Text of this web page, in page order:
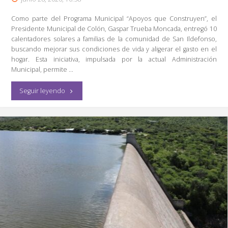
Como parte del Programa Municipal “Apoyos que Construyen”, el
Presidente Municipal de Colón, Gaspar Trueba Moncada, entregó 10
calentadores solares a familias de la comunidad de San Ildefonso,
buscando mejorar sus condiciones de vida y aligerar el gasto en el
hogar. Esta iniciativa, impulsada por la actual Administración
Municipal, permite …
Seguir leyendo"Entrega
Trueba
Economía